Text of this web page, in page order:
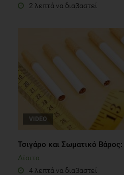
2 λεπτά να διαβαστεί
VIDEO
Τσιγάρο και Σωματικό
Δίαιτα
4 λεπτά να διαβαστεί